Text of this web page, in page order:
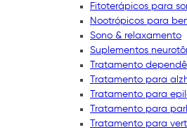
Fitoterápicos para
Nootrópicos para
Sono & relaxamento
Suplementos
Tratamento
Tratamento para
Tratamento para
Tratamento para
Tratamento para